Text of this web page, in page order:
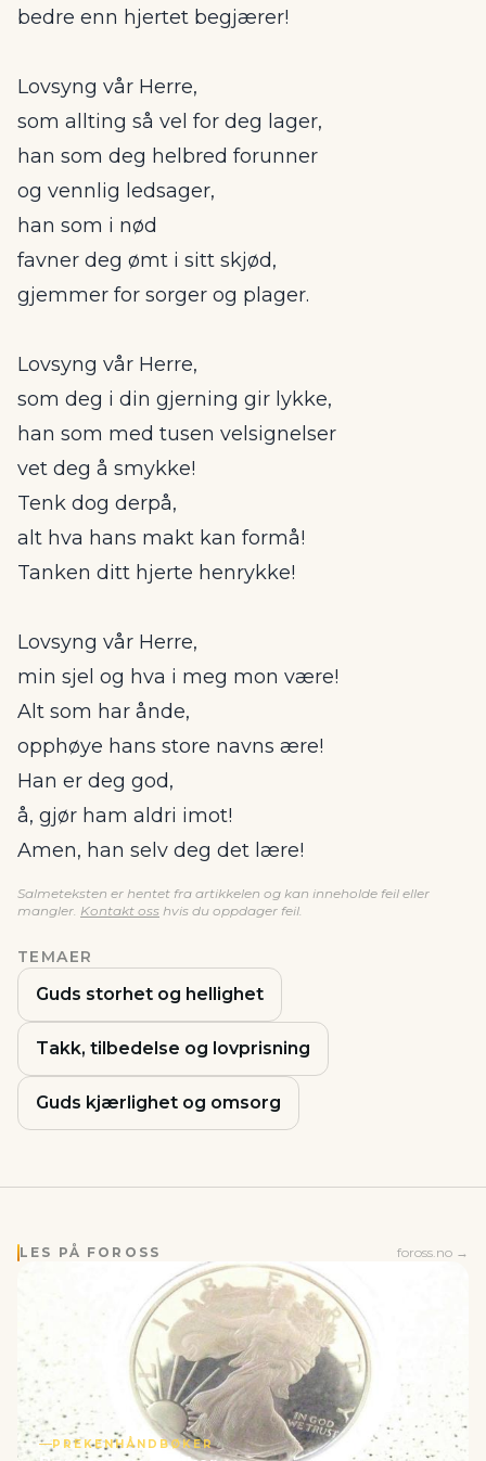
bedre enn hjertet begjærer!
Lovsyng vår Herre,
som allting så vel for deg lager,
han som deg helbred forunner
og vennlig ledsager,
han som i nød
favner deg ømt i sitt skjød,
gjemmer for sorger og plager.
Lovsyng vår Herre,
som deg i din gjerning gir lykke,
han som med tusen velsignelser
vet deg å smykke!
Tenk dog derpå,
alt hva hans makt kan formå!
Tanken ditt hjerte henrykke!
Lovsyng vår Herre,
min sjel og hva i meg mon være!
Alt som har ånde,
opphøye hans store navns ære!
Han er deg god,
å, gjør ham aldri imot!
Amen, han selv deg det lære!
Salmeteksten er hentet fra artikkelen og kan inneholde feil eller
mangler. Kontakt oss hvis du oppdager feil.
TEMAER
Guds storhet og hellighet
Takk, tilbedelse og lovprisning
Guds kjærlighet og omsorg
LES PÅ FOROSS foross.no →
PREKENHÅNDBØKER